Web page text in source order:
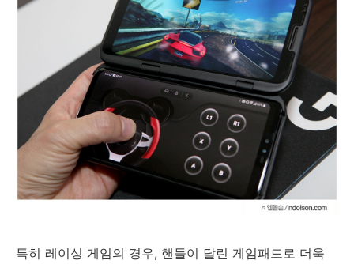
특히 레이싱 게임의 경우, 핸들이 달린 게임패드로 더욱